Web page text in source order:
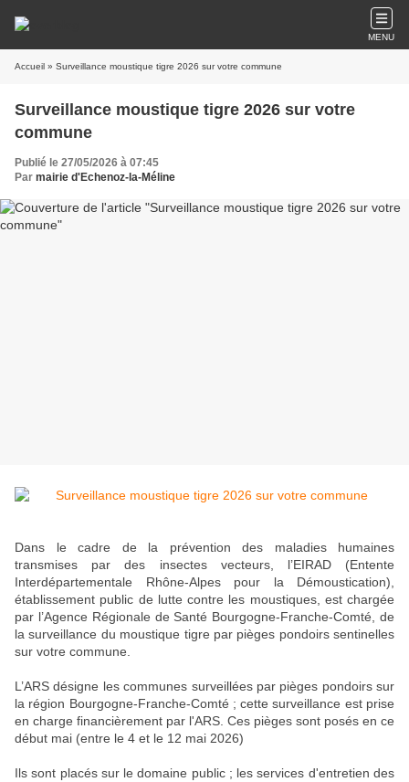
MENU
Accueil » Surveillance moustique tigre 2026 sur votre commune
Surveillance moustique tigre 2026 sur votre
commune
Publié le 27/05/2026 à 07:45
Par mairie d'Echenoz-la-Méline
Dans le cadre de la prévention des maladies humaines
transmises par des insectes vecteurs, l’EIRAD (Entente
Interdépartementale Rhône-Alpes pour la Démoustication),
établissement public de lutte contre les moustiques, est chargée
par l’Agence Régionale de Santé Bourgogne-Franche-Comté, de
la surveillance du moustique tigre par pièges pondoirs sentinelles
sur votre commune.
L’ARS désigne les communes surveillées par pièges pondoirs sur
la région Bourgogne-Franche-Comté ; cette surveillance est prise
en charge financièrement par l'ARS. Ces pièges sont posés en ce
début mai (entre le 4 et le 12 mai 2026)
Ils sont placés sur le domaine public ; les services d'entretien des